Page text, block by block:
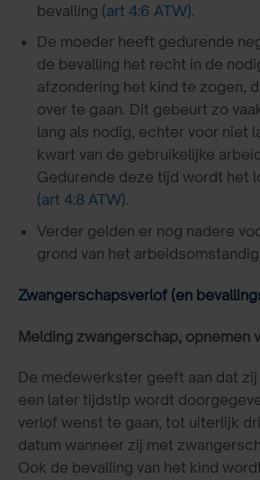
bevalling (art 4:6 ATW).
De moeder heeft gedurende
de bevalling het recht in de
afzondering het kind te zogen,
over te gaan. Dit gebeurt zo
lang als nodig, echter voor niet
kwart van de gebruikelijke
Gedurende deze tijd wordt het
(art 4:8 ATW).
Verder gelden er nog nadere
grond van het
Zwangerschapsverlof (en
Melding zwangerschap, opnemen
De medewerkster geeft aan dat
een later tijdstip wordt
verlof wenst te gaan, tot uiterlijk
datum wanneer zij met
Ook de bevalling van het kind